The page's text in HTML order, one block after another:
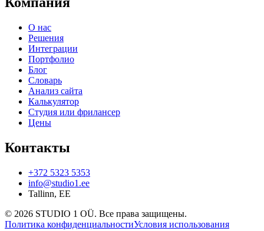
О нас
Решения
Интеграции
Портфолио
Блог
Словарь
Анализ сайта
Калькулятор
Студия или фрилансер
Цены
Контакты
+372 5323 5353
info@studio1.ee
Tallinn, EE
© 2026 STUDIO 1 OÜ. Все права защищены.
Политика конфиденциальностиУсловия использования